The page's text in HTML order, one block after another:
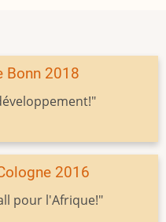
Bonn 2018
2016
pour l'Afrique!"